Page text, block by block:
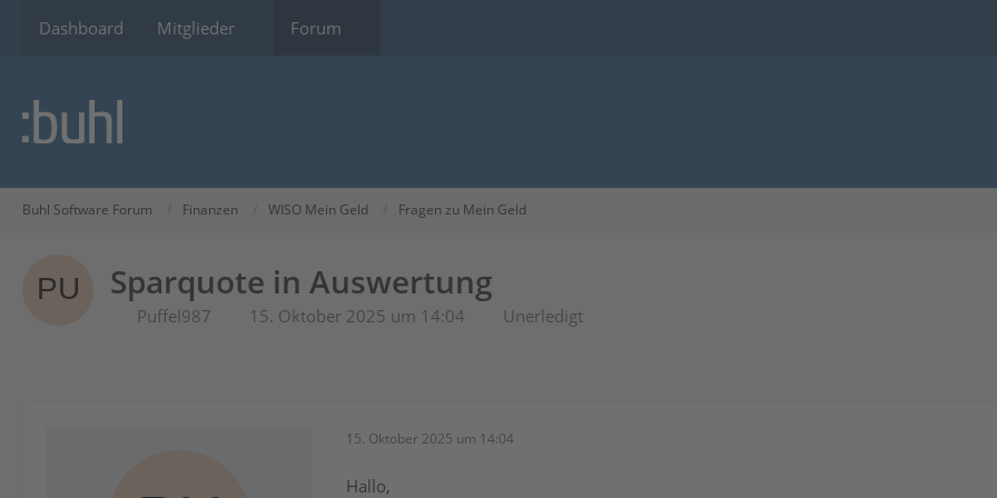
Dashboard Mitglieder Forum
Buhl Software Forum Finanzen WISO Mein Geld Fragen zu Mein Geld
Sparquote in Auswertung
Puffel987 15. Oktober 2025 um 14:04 Unerledigt
15. Oktober 2025 um 14:04
Hallo,